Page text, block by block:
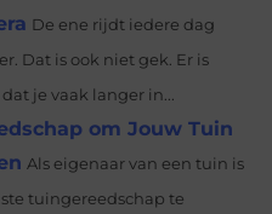
De ene rijdt iedere dag
Dat is ook niet gek. Er is
je vaak langer in...
om Jouw Tuin
Als eigenaar van een tuin is
tuingereedschap te